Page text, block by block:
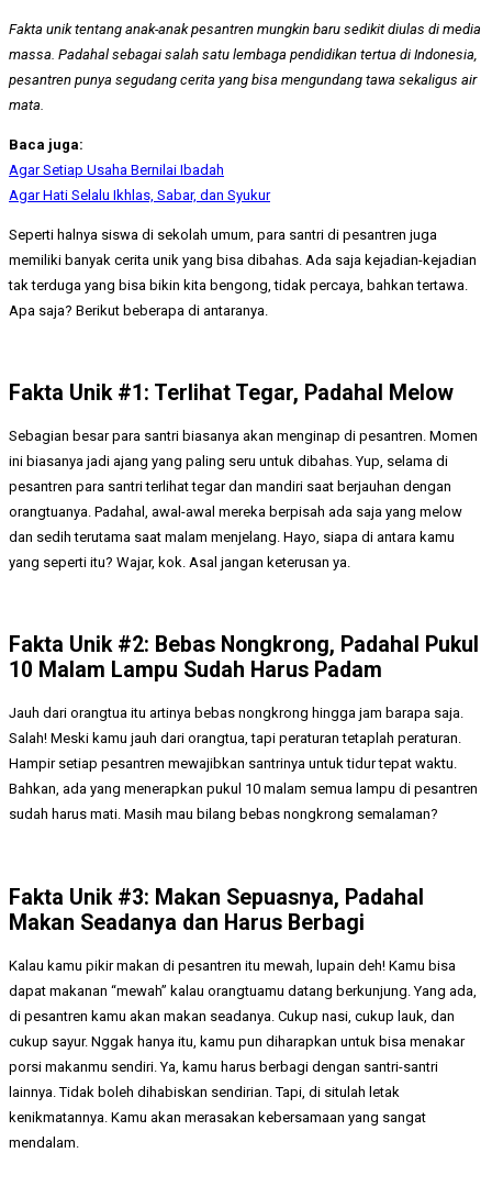
Fakta unik tentang anak-anak pesantren mungkin baru sedikit diulas di media
massa. Padahal sebagai salah satu lembaga pendidikan tertua di Indonesia,
pesantren punya segudang cerita yang bisa mengundang tawa sekaligus air
mata.
Baca juga:
Agar Setiap Usaha Bernilai Ibadah
Agar Hati Selalu Ikhlas, Sabar, dan Syukur
Seperti halnya siswa di sekolah umum, para santri di pesantren juga
memiliki banyak cerita unik yang bisa dibahas. Ada saja kejadian-kejadian
tak terduga yang bisa bikin kita bengong, tidak percaya, bahkan tertawa.
Apa saja? Berikut beberapa di antaranya.
Fakta Unik #1: Terlihat Tegar, Padahal Melow
Sebagian besar para santri biasanya akan menginap di pesantren. Momen
ini biasanya jadi ajang yang paling seru untuk dibahas. Yup, selama di
pesantren para santri terlihat tegar dan mandiri saat berjauhan dengan
orangtuanya. Padahal, awal-awal mereka berpisah ada saja yang melow
dan sedih terutama saat malam menjelang. Hayo, siapa di antara kamu
yang seperti itu? Wajar, kok. Asal jangan keterusan ya.
Fakta Unik #2: Bebas Nongkrong, Padahal Pukul
10 Malam Lampu Sudah Harus Padam
Jauh dari orangtua itu artinya bebas nongkrong hingga jam barapa saja.
Salah! Meski kamu jauh dari orangtua, tapi peraturan tetaplah peraturan.
Hampir setiap pesantren mewajibkan santrinya untuk tidur tepat waktu.
Bahkan, ada yang menerapkan pukul 10 malam semua lampu di pesantren
sudah harus mati. Masih mau bilang bebas nongkrong semalaman?
Fakta Unik #3: Makan Sepuasnya, Padahal
Makan Seadanya dan Harus Berbagi
Kalau kamu pikir makan di pesantren itu mewah, lupain deh! Kamu bisa
dapat makanan “mewah” kalau orangtuamu datang berkunjung. Yang ada,
di pesantren kamu akan makan seadanya. Cukup nasi, cukup lauk, dan
cukup sayur. Nggak hanya itu, kamu pun diharapkan untuk bisa menakar
porsi makanmu sendiri. Ya, kamu harus berbagi dengan santri-santri
lainnya. Tidak boleh dihabiskan sendirian. Tapi, di situlah letak
kenikmatannya. Kamu akan merasakan kebersamaan yang sangat
mendalam.